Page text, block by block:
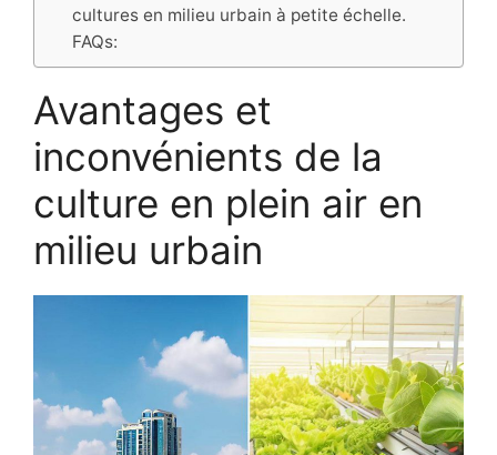
cultures en milieu urbain à petite échelle.
FAQs:
Avantages et
inconvénients de la
culture en plein air en
milieu urbain